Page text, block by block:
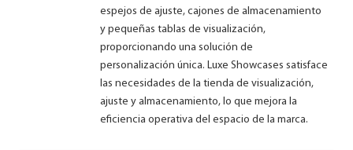
espejos de ajuste, cajones de almacenamiento
y pequeñas tablas de visualización,
proporcionando una solución de
personalización única. Luxe Showcases satisface
las necesidades de la tienda de visualización,
ajuste y almacenamiento, lo que mejora la
eficiencia operativa del espacio de la marca.